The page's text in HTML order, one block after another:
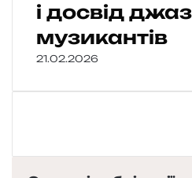
і досвід
музикантів
21.02.2026